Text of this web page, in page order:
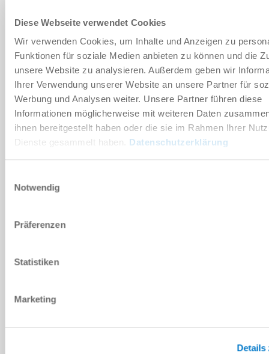
Diese Webseite verwendet Cookies
Wir verwenden Cookies, um Inhalte und Anzeigen zu
Funktionen für soziale Medien anbieten zu können und die
unsere Website zu analysieren. Außerdem geben wir
Ihrer Verwendung unserer Website an unsere Partner für
Werbung und Analysen weiter. Unsere Partner führen diese
Informationen möglicherweise mit weiteren Daten
ihnen bereitgestellt haben oder die sie im Rahmen Ihrer
Dienste gesammelt haben. Datenschutzerklärung
Notwendig
Präferenzen
Statistiken
Marketing
Details
GK25NC-B
90 [°]
610 [N]